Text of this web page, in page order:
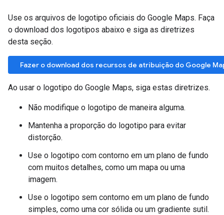
Use os arquivos de logotipo oficiais do Google Maps. Faça
o download dos logotipos abaixo e siga as diretrizes
desta seção.
Fazer o download dos recursos de atribuição do Google
Ao usar o logotipo do Google Maps, siga estas diretrizes.
Não modifique o logotipo de maneira alguma.
Mantenha a proporção do logotipo para evitar
distorção.
Use o logotipo com contorno em um plano de fundo
com muitos detalhes, como um mapa ou uma
imagem.
Use o logotipo sem contorno em um plano de fundo
simples, como uma cor sólida ou um gradiente sutil.